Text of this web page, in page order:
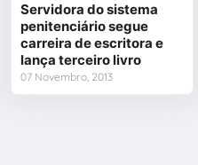
Servidora do sistema
penitenciário segue
carreira de escritora e
lança terceiro livro
07 Novembro, 2013